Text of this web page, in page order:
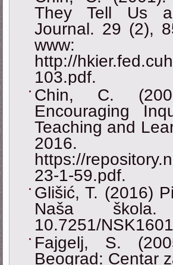
They Tell Us
Journal. 29 (2),
www:
http://
103.pdf.
Chin, C.
Encouraging
Teaching and
https://
23-1-59.pdf.
Glišić, T. (2016)
Naša
10.7251/
Fajgelj, S.
Beograd: Centar